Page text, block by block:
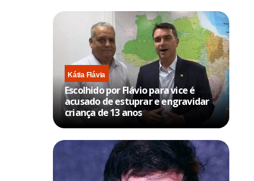
Kátia Flávia
Escolhido por Flávio para vice é
acusado de estuprar e engravidar
criança de 13 anos